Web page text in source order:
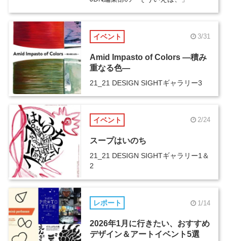
イベント 3/31
Amid Impasto of Colors ―積み
重なる色―
21_21 DESIGN SIGHTギャラリー3
イベント 2/24
スープはいのち
21_21 DESIGN SIGHTギャラリー1＆
2
レポート 1/14
2026年1月に行きたい、おすすめ
デザイン＆アートイベント5選